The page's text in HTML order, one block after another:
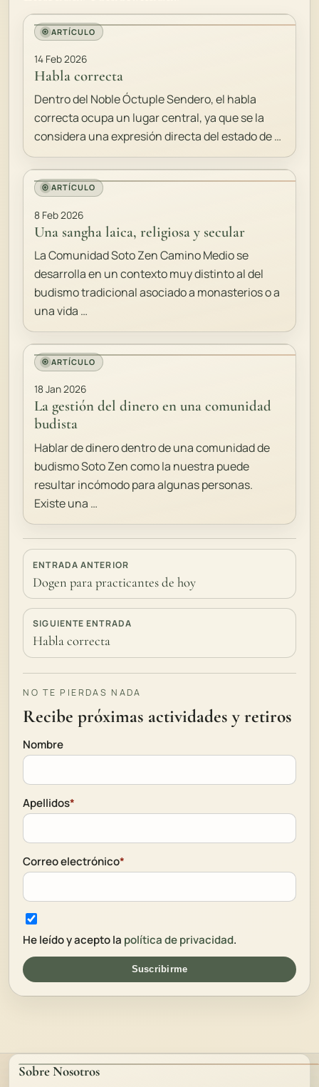
ARTÍCULO
14 Feb 2026
Habla correcta
Dentro del Noble Óctuple Sendero, el habla
correcta ocupa un lugar central, ya que se la
considera una expresión directa del estado de …
ARTÍCULO
8 Feb 2026
Una sangha laica, religiosa y secular
La Comunidad Soto Zen Camino Medio se
desarrolla en un contexto muy distinto al del
budismo tradicional asociado a monasterios o a
una vida …
ARTÍCULO
18 Jan 2026
La gestión del dinero en una comunidad
budista
Hablar de dinero dentro de una comunidad de
budismo Soto Zen como la nuestra puede
resultar incómodo para algunas personas.
Existe una …
ENTRADA ANTERIOR
Dogen para practicantes de hoy
SIGUIENTE ENTRADA
Habla correcta
NO TE PIERDAS NADA
Recibe próximas actividades y retiros
Nombre
Apellidos*
Correo electrónico*
He leído y acepto la política de privacidad.
Suscribirme
Sobre Nosotros